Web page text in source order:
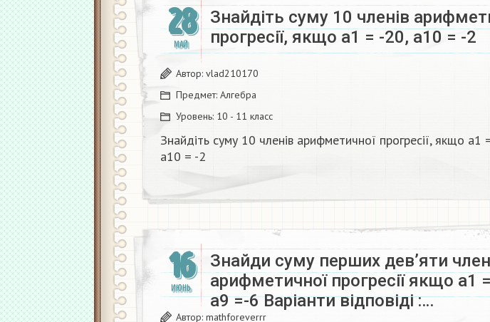
28
МАЙ
Знайдіть суму 10 членів
прогресії, якщо а1 = -20, а10 = -2
Автор: vlad210170
Предмет: Алгебра
Уровень: 10 - 11 класс
Знайдіть суму 10 членів арифметичної прогресії, якщо а1
а10 = -2
16
ИЮНЬ
Знайди суму перших девʼяти
арифметичної прогресії якщо а1
а9 =-6 Варіанти відповіді :…
Автор: mathforeverrr